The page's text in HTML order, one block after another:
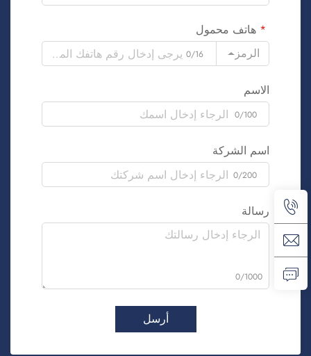
هاتف محمول
الرمز
0/16
الاسم
0/100
اسم الشركة
0/200
رسالة
0/1000
أرسل